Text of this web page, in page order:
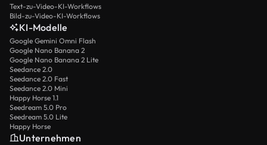
Text-zu-Video-KI-Workflows
Bild-zu-Video-KI-Workflows
KI-Modelle
Google Gemini Omni Flash
Google Nano Banana 2
Google Nano Banana 2 Lite
Seedance 2.0
Seedance 2.0 Fast
Seedance 2.0 Mini
Happy Horse 1.1
Seedream 5.0 Pro
Seedream 5.0 Lite
Happy Horse
Unternehmen